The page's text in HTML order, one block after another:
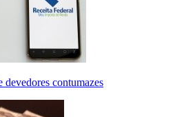
devedores contumazes